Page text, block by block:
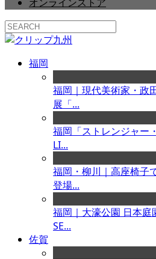
福岡
福岡｜現代美術家・政
展「...
福岡「ストレンジャー
LI...
福岡・柳川｜高座椅子
登場...
福岡｜大濠公園 日本
SE...
佐賀